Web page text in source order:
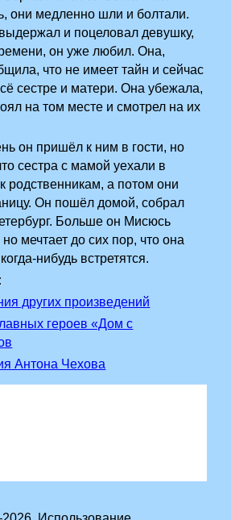
они медленно шли и болтали.
и поцеловал девушку,
он уже любил. Она,
что не имеет тайн и сейчас
сестре и матери. Она убежала,
на том месте и смотрел на их
он пришёл к ним в гости, но
сестра с мамой уехали в
родственникам, а потом они
Он пошёл домой, собрал
Больше он Мисюсь
мечтает до сих пор, что она
нибудь встретятся.
других произведений
героев «Дом с
Антона Чехова